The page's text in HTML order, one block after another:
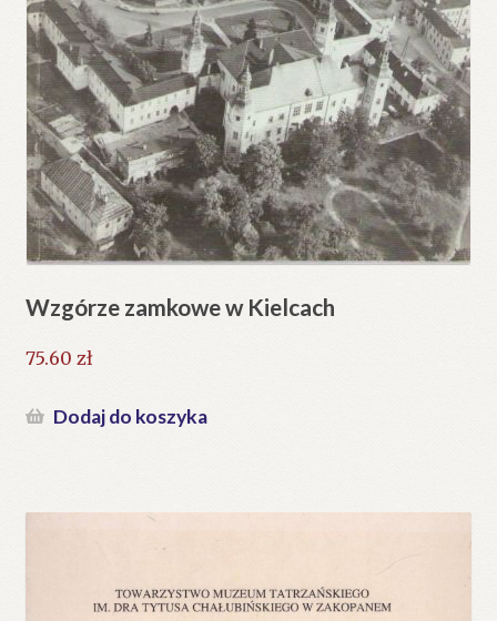
Wzgórze zamkowe w Kielcach
75.60 zł
Dodaj do koszyka